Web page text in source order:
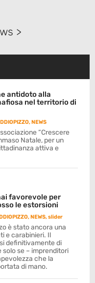
>
antidoto alla
nel territorio di
,NEWS
“Crescere
Natale, per un
attiva e
favorevole per
le estorsioni
,NEWS,slider
è stato ancora una
e carabinieri. Il
definitivamente di
solo se – imprenditori
che la
di mano.